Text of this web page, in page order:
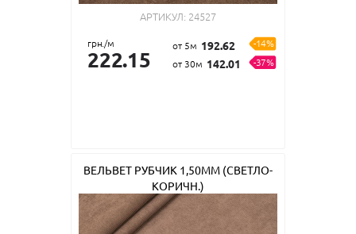
АРТИКУЛ: 24527
грн./м
222.15
от 5м 192.62
-14%
от 30м 142.01 -37%
ВЕЛЬВЕТ РУБЧИК 1,50ММ (СВЕТЛО-
КОРИЧН.)